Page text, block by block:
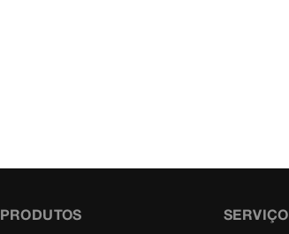
PRODUTOS SERVIÇO